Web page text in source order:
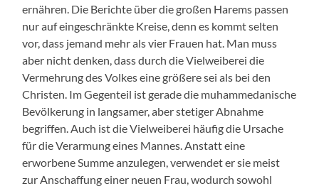
ernähren. Die Berichte über die großen Harems passen
nur auf eingeschränkte Kreise, denn es kommt selten
vor, dass jemand mehr als vier Frauen hat. Man muss
aber nicht denken, dass durch die Vielweiberei die
Vermehrung des Volkes eine größere sei als bei den
Christen. Im Gegenteil ist gerade die muhammedanische
Bevölkerung in langsamer, aber stetiger Abnahme
begriffen. Auch ist die Vielweiberei häufig die Ursache
für die Verarmung eines Mannes. Anstatt eine
erworbene Summe anzulegen, verwendet er sie meist
zur Anschaffung einer neuen Frau, wodurch sowohl